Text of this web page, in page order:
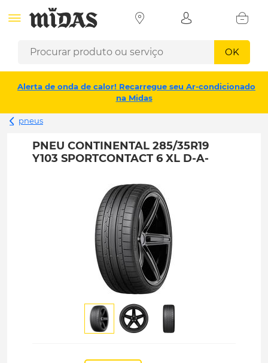
OK
Alerta de onda de calor! Recarregue seu Ar-condicionado
na Midas
pneus
PNEU CONTINENTAL 285/35R19
Y103 SPORTCONTACT 6 XL D-A-